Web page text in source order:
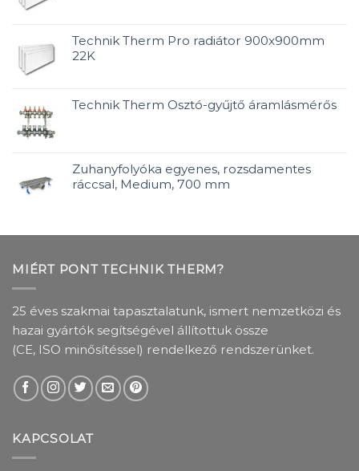
Technik Therm Pro radiátor 900x900mm
22K
Technik Therm Osztó-gyűjtő áramlásmérős
Zuhanyfolyóka egyenes, rozsdamentes
ráccsal, Medium, 700 mm
MIÉRT PONT TECHNIK THERM?
25 éves szakmai tapasztalatunk, ismert nemzetközi és
hazai gyártók segítségével állítottuk össze
(CE, ISO minősítéssel) rendelkező rendszerünket.
KAPCSOLAT